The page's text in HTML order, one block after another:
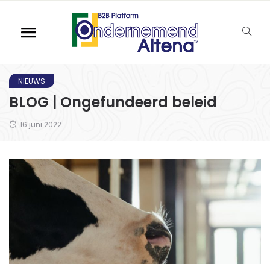
NIEUWS
BLOG | Ongefundeerd beleid
16 juni 2022